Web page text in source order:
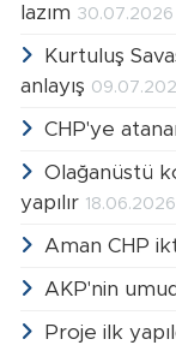
lazım 30.07.2026
Kurtuluş
anlayış
CHP'ye
Olağanüstü
yapılır 18.06.2026
Aman CHP
AKP'nin
Proje ilk